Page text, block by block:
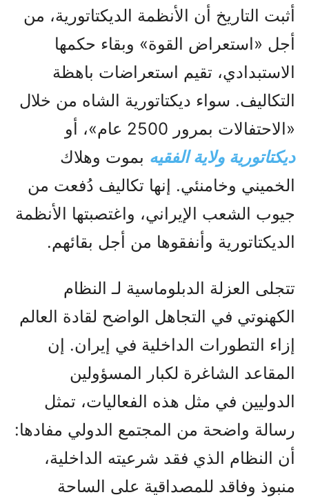
أثبت التاريخ أن الأنظمة الديكتاتورية، من
أجل «استعراض القوة» وبقاء حكمها
الاستبدادي، تقيم استعراضات باهظة
التكاليف. سواء ديكتاتورية الشاه من خلال
«الاحتفالات بمرور 2500 عام»، أو
ديكتاتورية ولاية الفقيه بموت وهلاك
الخميني وخامنئي. إنها تكاليف دُفعت من
جيوب الشعب الإيراني، واغتصبتها الأنظمة
الديكتاتورية وأنفقوها من أجل بقائهم.
تتجلى العزلة الدبلوماسية لـ النظام
الكهنوتي في التجاهل الواضح لقادة العالم
إزاء التطورات الداخلية في إيران. إن
المقاعد الشاغرة لكبار المسؤولين
الدوليين في مثل هذه الفعاليات، تمثل
رسالة واضحة من المجتمع الدولي مفادها:
أن النظام الذي فقد شرعيته الداخلية،
منبوذ وفاقد للمصداقية على الساحة